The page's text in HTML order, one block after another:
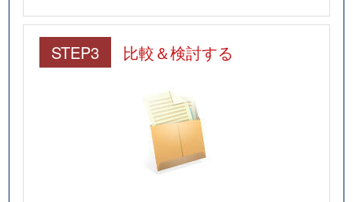
STEP3 比較＆検討する